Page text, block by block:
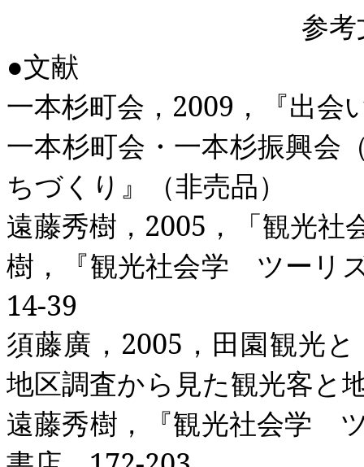
参
●文献
一本杉町会， 2009 ，『出会
一本杉町会・一本杉振興会
ちづくり』（非売品）
遠藤秀樹， 2005 ，「観光
樹，『観光社会学 ツーリ
14-39
須藤廣， 2005 ，田園観光
地区調査から見た観光客と
遠藤秀樹，『観光社会学